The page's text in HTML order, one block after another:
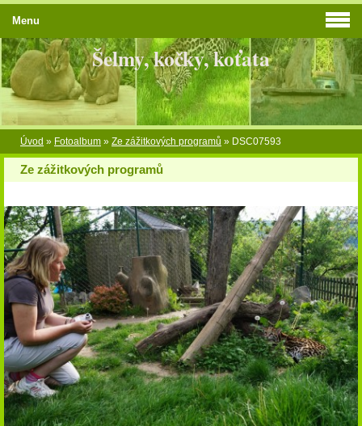
Šelmy, kočky, koťata
Úvod » Fotoalbum » Ze zážitkových programů » DSC07593
Ze zážitkových programů
Menu